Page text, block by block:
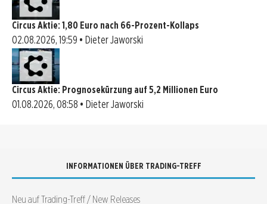
Circus Aktie: 1,80 Euro nach 66-Prozent-Kollaps
02.08.2026, 19:59 • Dieter Jaworski
Circus Aktie: Prognosekürzung auf 5,2 Millionen Euro
01.08.2026, 08:58 • Dieter Jaworski
INFORMATIONEN ÜBER TRADING-TREFF
Neu auf Trading-Treff / New Releases